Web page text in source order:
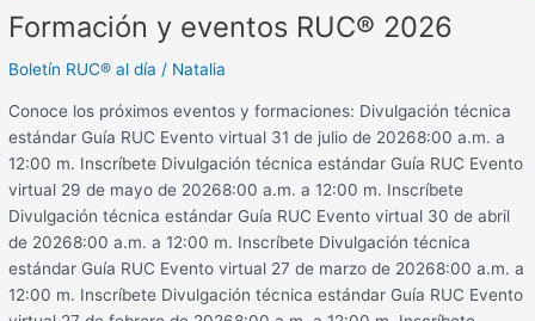
Formación y eventos RUC® 2026
Boletín RUC® al día / Natalia
Conoce los próximos eventos y formaciones: Divulgación técnica
estándar Guía RUC Evento virtual 31 de julio de 20268:00 a.m. a
12:00 m. Inscríbete Divulgación técnica estándar Guía RUC Evento
virtual 29 de mayo de 20268:00 a.m. a 12:00 m. Inscríbete
Divulgación técnica estándar Guía RUC Evento virtual 30 de abril
de 20268:00 a.m. a 12:00 m. Inscríbete Divulgación técnica
estándar Guía RUC Evento virtual 27 de marzo de 20268:00 a.m. a
12:00 m. Inscríbete Divulgación técnica estándar Guía RUC Evento